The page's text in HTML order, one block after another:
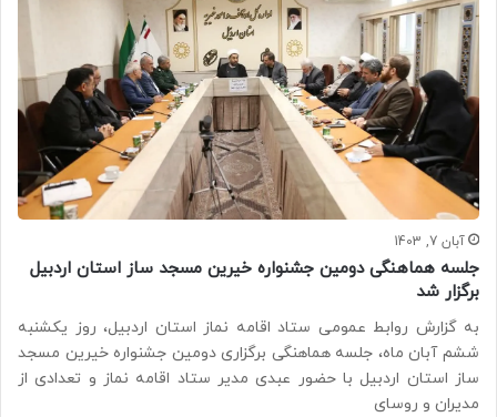
آبان 7, 1403
جلسه هماهنگی دومین جشنواره خیرین مسجد ساز استان اردبیل
برگزار شد
به گزارش روابط عمومی ستاد اقامه نماز استان اردبیل، روز یکشنبه
ششم آبان ماه، جلسه هماهنگی برگزاری دومین جشنواره خیرین مسجد
ساز استان اردبیل با حضور عبدی مدیر ستاد اقامه نماز و تعدادی از
مدیران و روسای